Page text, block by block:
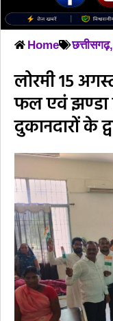
Home छत्तीसगढ़
लोरमी 15
फल एवं झण्डा
दुकानदारों के